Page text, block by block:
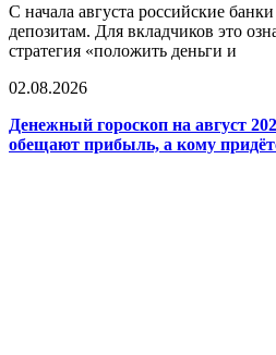
С начала августа российские
депозитам. Для вкладчиков это
стратегия «положить деньги и
02.08.2026
Денежный гороскоп на август
обещают прибыль, а кому